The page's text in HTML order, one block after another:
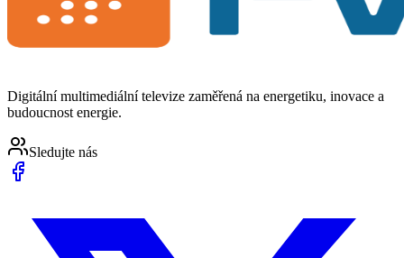
Digitální multimediální televize zaměřená na energetiku, inovace a
budoucnost energie.
Sledujte nás